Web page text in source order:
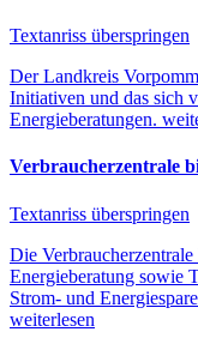
Textanriss überspringen
Der Landkreis
Initiativen und das sich
Energieberatungen.
Verbraucherzentrale
Textanriss überspringen
Die
Energieberatung sowie
Strom- und
weiterlesen